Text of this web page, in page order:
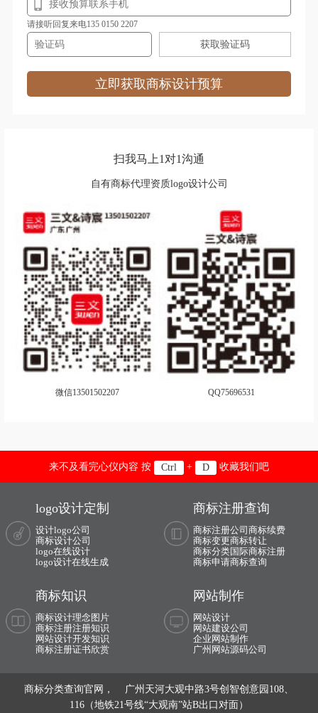
卫生巾logo设计
维修logo设计 外国语学校logo设计
箱包logo设计 洗衣液logo设计
项链logo设计
雪糕logo设计 休闲服logo设计
鞋logo设计 湘菜logo设计
西餐logo设计 协会logo设计
燕窝logo设计 饮用水logo设计
洋酒logo设计 运动品牌logo设计
乐器logo设计 牙膏logo设计
油漆logo设计 药业logo设计
医药logo设计
医疗器械logo设计 眼镜logo设计
音响logo设计 音箱logo设计
饮料logo设计 运动服logo设计
运动鞋logo设计 亚洲‌银行logo设计
英语培训logo设计 音乐学院logo设计
医科大学logo设计 艺术学院logo设计
游戏logo设计 瑜伽logo设计
请接听回复来电135 0150 2207
获取验证码
立即获取商标设计预算
扫我马上1对1沟通
自有商标代理资质logo设计公司
微信13501502207 QQ75696531
来不及看完心仪内容 按 Ctrl + D 收藏我们吧
logo设计定制
设计logo公司
商标设计公司
logo在线设计
logo设计在线生成
商标注册查询
商标注册公司 商标续费
商标变更商标转让
商标分类国际商标注册
商标申请商标查询
商标知识
商标设计理念图片
商标注册注册知识
网站设计开发知识
商标注册证书欣赏
网站制作
网站设计
网站建设公司
企业网站制作
广州网站源码公司
商标分类查询官网， 广州天河大观中路3号创智创意园108、
116（地铁21号线“大观南”站B出口对面）